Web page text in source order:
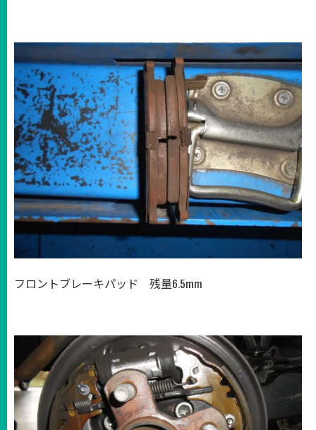
フロントブレーキパッド 残量6.5mm